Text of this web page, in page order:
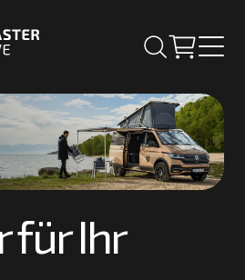
für Ihr